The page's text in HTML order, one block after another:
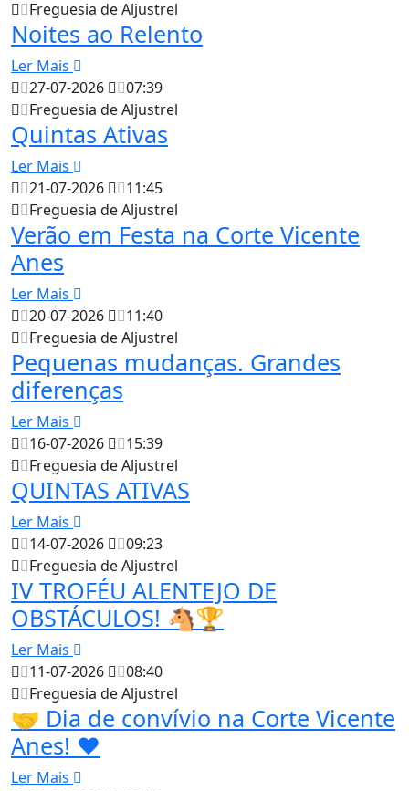
Freguesia de Aljustrel
Noites ao Relento
Ler Mais
27-07-2026
07:39
Freguesia de Aljustrel
Quintas Ativas
Ler Mais
21-07-2026
11:45
Freguesia de Aljustrel
Verão em Festa na Corte Vicente
Anes
Ler Mais
20-07-2026
11:40
Freguesia de Aljustrel
Pequenas mudanças. Grandes
diferenças
Ler Mais
16-07-2026
15:39
Freguesia de Aljustrel
QUINTAS ATIVAS
Ler Mais
14-07-2026
09:23
Freguesia de Aljustrel
IV TROFÉU ALENTEJO DE
OBSTÁCULOS! 🐴🏆
Ler Mais
11-07-2026
08:40
Freguesia de Aljustrel
🤝 Dia de convívio na Corte Vicente
Anes! ❤️
Ler Mais